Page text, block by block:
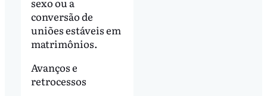
conversão de
uniões estáveis em
matrimônios.
Avanços e
retrocessos